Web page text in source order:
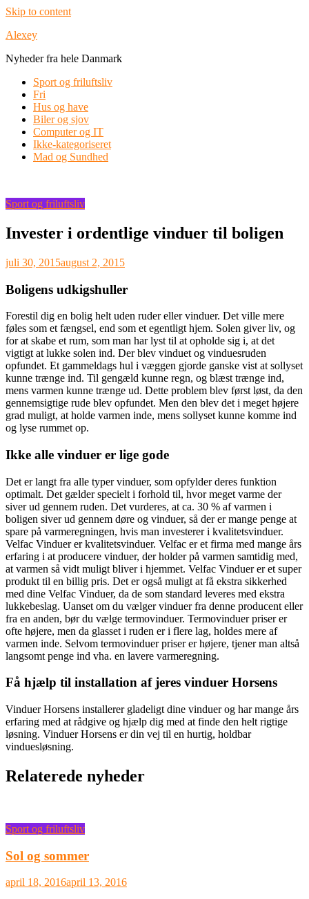
Skip to content
Alexey
Nyheder fra hele Danmark
Sport og friluftsliv
Fri
Hus og have
Biler og sjov
Computer og IT
Ikke-kategoriseret
Mad og Sundhed
Sport og friluftsliv
Invester i ordentlige vinduer til boligen
juli 30, 2015august 2, 2015
Boligens udkigshuller
Forestil dig en bolig helt uden ruder eller vinduer. Det ville mere
føles som et fængsel, end som et egentligt hjem. Solen giver liv, og
for at skabe et rum, som man har lyst til at opholde sig i, at det
vigtigt at lukke solen ind. Der blev vinduet og vinduesruden
opfundet. Et gammeldags hul i væggen gjorde ganske vist at sollyset
kunne trænge ind. Til gengæld kunne regn, og blæst trænge ind,
mens varmen kunne trænge ud. Dette problem blev først løst, da den
gennemsigtige rude blev opfundet. Men den blev det i meget højere
grad muligt, at holde varmen inde, mens sollyset kunne komme ind
og lyse rummet op.
Ikke alle vinduer er lige gode
Det er langt fra alle typer vinduer, som opfylder deres funktion
optimalt. Det gælder specielt i forhold til, hvor meget varme der
siver ud gennem ruden. Det vurderes, at ca. 30 % af varmen i
boligen siver ud gennem døre og vinduer, så der er mange penge at
spare på varmeregningen, hvis man investerer i kvalitetsvinduer.
Velfac Vinduer er kvalitetsvinduer. Velfac er et firma med mange års
erfaring i at producere vinduer, der holder på varmen samtidig med,
at varmen så vidt muligt bliver i hjemmet. Velfac Vinduer er et super
produkt til en billig pris. Det er også muligt at få ekstra sikkerhed
med dine Velfac Vinduer, da de som standard leveres med ekstra
lukkebeslag. Uanset om du vælger vinduer fra denne producent eller
fra en anden, bør du vælge termovinduer. Termovinduer priser er
ofte højere, men da glasset i ruden er i flere lag, holdes mere af
varmen inde. Selvom termovinduer priser er højere, tjener man altså
langsomt penge ind vha. en lavere varmeregning.
Få hjælp til installation af jeres vinduer Horsens
Vinduer Horsens installerer gladeligt dine vinduer og har mange års
erfaring med at rådgive og hjælp dig med at finde den helt rigtige
løsning. Vinduer Horsens er din vej til en hurtig, holdbar
vinduesløsning.
Relaterede nyheder
Sport og friluftsliv
Sol og sommer
april 18, 2016april 13, 2016